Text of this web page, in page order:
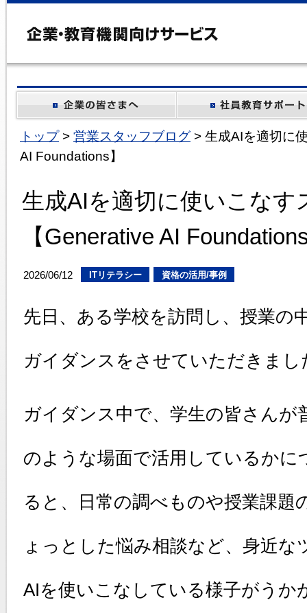
トップ> 営業スタッフブログ> 生成AIを適切に
AI Foundations】
生成AIを適切に使いこなす
【Generative AI
2026/06/12 ITリテラシー 資格の活用/事例
先日、ある学校を訪問し、授業の
ガイダンスをさせていただきまし
ガイダンス中で、学生の皆さんが
のような場面で活用しているかに
ると、日常の調べものや授業課題
ょっとした悩み相談など、身近
AIを使いこなしている様子がうか